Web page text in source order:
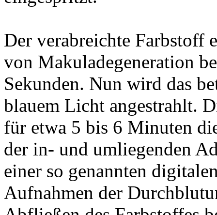
Der verabreichte Farbstoff
von Makuladegeneration
Sekunden. Nun wird das
blauem Licht angestrahlt.
für etwa 5 bis 6 Minuten
der in- und umliegenden
einer so genannten
Aufnahmen der